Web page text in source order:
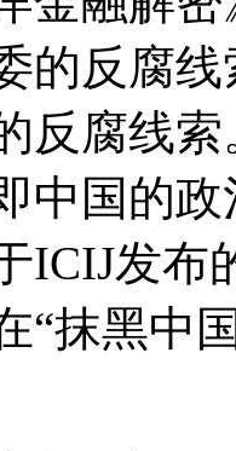
的反腐
反腐线
中国的
ICIJ发布
“抹黑中